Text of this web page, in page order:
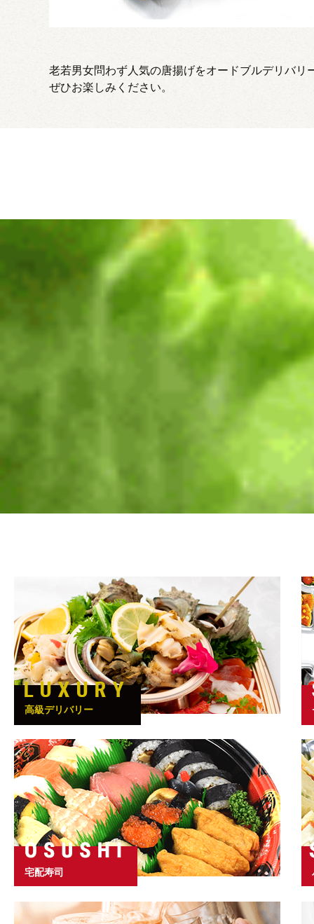
老若男女問わず人気の唐揚げをオードブルデリバ
ぜひお楽しみください。
高級デリバリー
宅配寿司